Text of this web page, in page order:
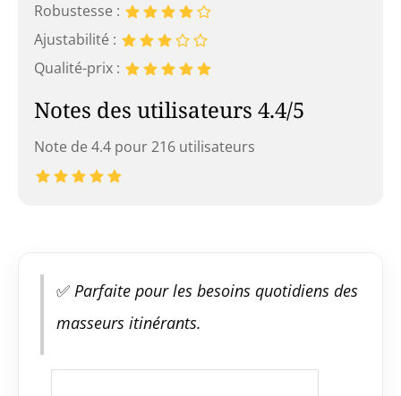
Robustesse :
Ajustabilité :
Qualité-prix :
Notes des utilisateurs 4.4/5
Note de 4.4 pour 216 utilisateurs
✅ Parfaite pour les besoins quotidiens des
masseurs itinérants.